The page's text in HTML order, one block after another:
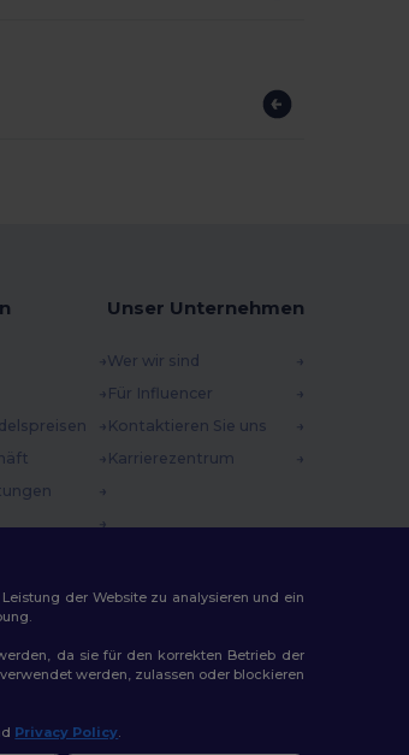
Unser Unternehmen
Wer wir sind
Für Influencer
Kontaktieren Sie uns
Karrierezentrum
der Website zu analysieren und ein
da sie für den korrekten Betrieb der
werden, zulassen oder blockieren
Privacy Policy.